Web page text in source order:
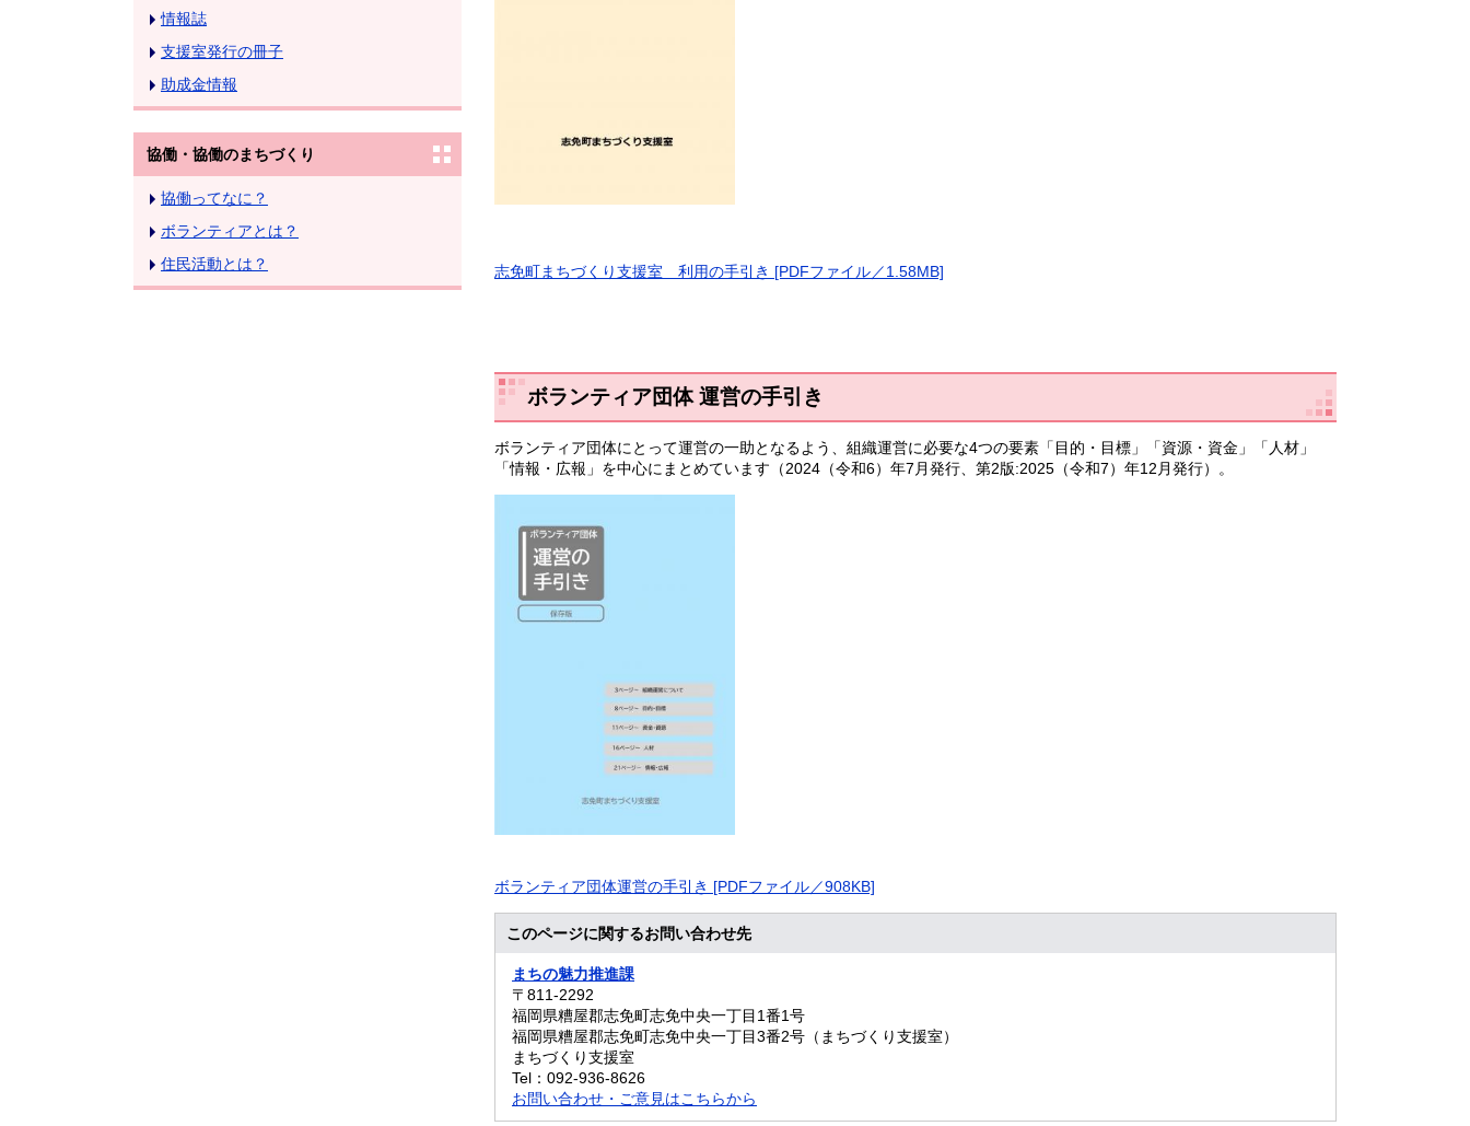
情報誌
支援室発行の冊子
助成金情報
協働・協働のまちづくり
協働ってなに？
ボランティアとは？
住民活動とは？
志免町まちづくり支援室 利用の手引き [PDFファイル／1.58MB]
​ボランティア団体 運営の手引き
ボランティア団体にとって運営の一助となるよう、組織運営に必要な4つの要素「目的・目標」「資源・資金」「人材」
「情報・広報」を中心にまとめています（2024（令和6）年7月発行、第2版:2025（令和7）年12月発行）。
ボランティア団体運営の手引き [PDFファイル／908KB]
このページに関するお問い合わせ先
まちの魅力推進課
〒811-2292
福岡県糟屋郡志免町志免中央一丁目1番1号
福岡県糟屋郡志免町志免中央一丁目3番2号（まちづくり支援室）
まちづくり支援室
Tel：092-936-8626
お問い合わせ・ご意見はこちらから